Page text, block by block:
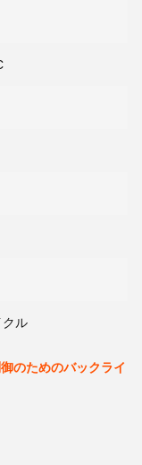
クル
のためのバックライ